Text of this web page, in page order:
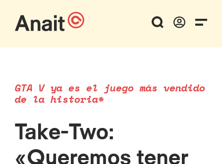
GTA V ya es el juego más vendido
de la historia*
Take-Two:
«Queremos tener